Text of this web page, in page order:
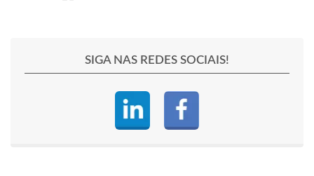
SIGA NAS REDES SOCIAIS!